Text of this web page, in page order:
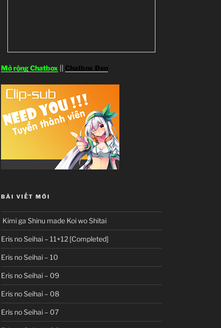
Mở rộng Chatbox Chatbox Đen
BÀI VIẾT MỚI
Kimi ga Shinu made Koi wo Shitai
Eris no Seihai – 11+12 [Completed]
Eris no Seihai – 10
Eris no Seihai – 09
Eris no Seihai – 08
Eris no Seihai – 07